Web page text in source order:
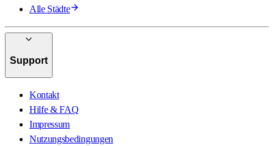
Alle Städte
Support
Kontakt
Hilfe & FAQ
Impressum
Nutzungsbedingungen